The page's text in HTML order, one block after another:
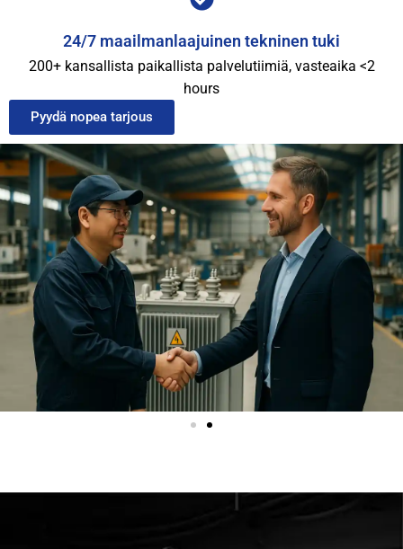
24/7 maailmanlaajuinen tekninen tuki
200+ kansallista paikallista palvelutiimiä, vasteaika <2
hours
Pyydä nopea tarjous